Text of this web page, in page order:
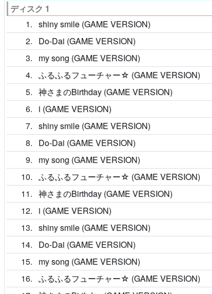
ディスク 1
1
shiny smile (GAME VERSION)
2
Do-Dai (GAME VERSION)
3
my song (GAME VERSION)
4
ふるふるフューチャー☆ (GAME VERSION)
5
神さまのBirthday (GAME VERSION)
6
i (GAME VERSION)
7
shiny smile (GAME VERSION)
8
Do-Dai (GAME VERSION)
9
my song (GAME VERSION)
10
ふるふるフューチャー☆ (GAME VERSION)
11
神さまのBirthday (GAME VERSION)
12
i (GAME VERSION)
13
shiny smile (GAME VERSION)
14
Do-Dai (GAME VERSION)
15
my song (GAME VERSION)
16
ふるふるフューチャー☆ (GAME VERSION)